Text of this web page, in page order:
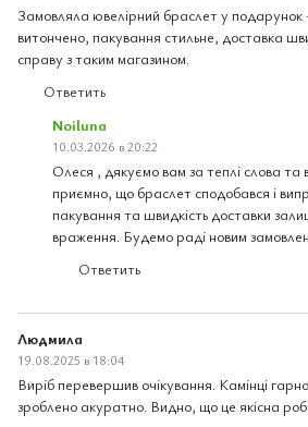
Замовляла ювелірний браслет у
витончено, пакування стильне, доставка
справу з таким магазином.
Ответить
Noiluna
10.03.2026 в 20:22
Олеся , дякуємо вам за теплі слова та
приємно, що браслет сподобався і
пакування та швидкість доставки
враження. Будемо раді новим
Ответить
Людмила
19.08.2025 в 18:04
Виріб перевершив очікування. Камінці
зроблено акуратно. Видно, що це якісна